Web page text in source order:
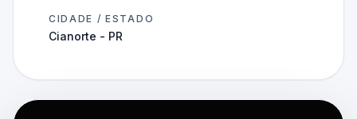
CIDADE / ESTADO
Cianorte - PR